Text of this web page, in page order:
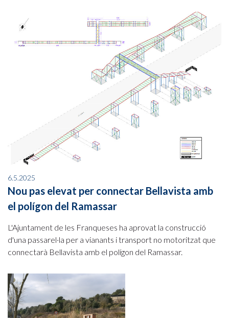
6.5.2025
Nou pas elevat per connectar Bellavista amb
el polígon del Ramassar
L'Ajuntament de les Franqueses ha aprovat la construcció
d'una passarel·la per a vianants i transport no motoritzat que
connectarà Bellavista amb el polígon del Ramassar.